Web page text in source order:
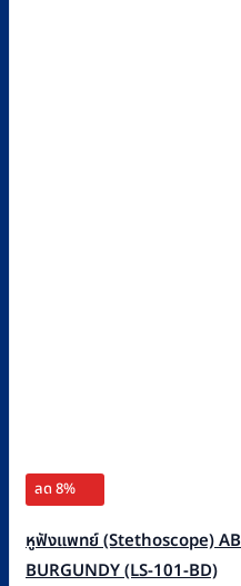
ลด 8%
หูฟังแพทย์ (Stethoscope)
BURGUNDY (LS-101-BD)